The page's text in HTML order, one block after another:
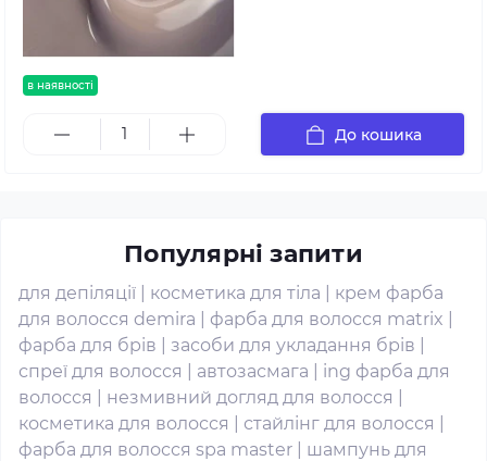
в наявності
До кошика
Популярні запити
для депіляції косметика для тіла
крем фарба
для волосся demira
фарба для волосся matrix
фарба для брів
засоби для укладання брів
спреї для волосся
автозасмага
ing фарба для
волосся
незмивний догляд для волосся
косметика для волосся
стайлінг для волосся
фарба для волосся spa master
шампунь для